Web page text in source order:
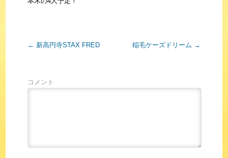
← 新高円寺STAX FRED 稲毛ケーズドリーム →
コメント